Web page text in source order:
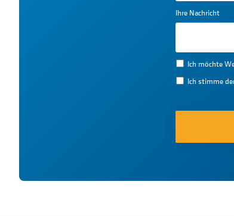
Ihre Nachricht
Ich möchte
Ich stimme